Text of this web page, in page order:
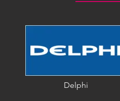
Delphi